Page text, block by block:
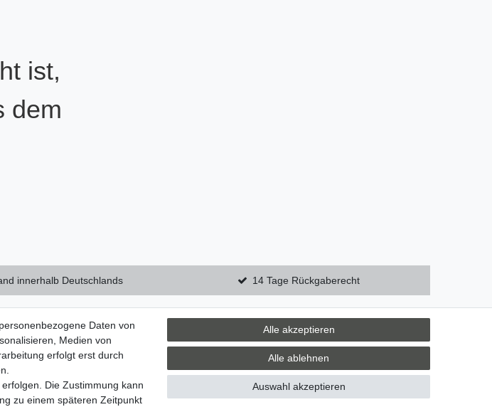
ist,
dem
innerhalb Deutschlands 14 Tage Rückgaberecht
Zum Kontaktformular Zebra-Bau
06078 / 9675880
verkauf@zebra-bau.de
Montag - Freitag, 08:00 - 12:00
Daten von
Medien von
erfolgt erst durch
Die Zustimmung kann
zu einem späteren Zeitpunkt
Alle akzeptieren
Alle ablehnen
Auswahl akzeptieren